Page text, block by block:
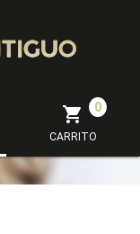
 0
CARRITO